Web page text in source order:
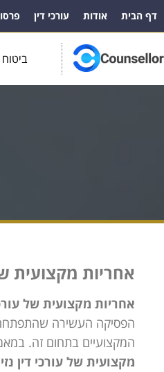
דף הבית אודות עורכי דין
אחריות מקצועית
אחריות מקצועית של
הפסיקה העשירה
המקצועיים בתחום זה.
מקצועית של עורכי דין